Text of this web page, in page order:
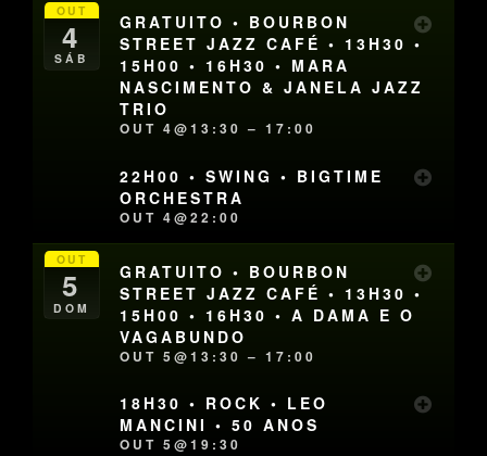
OUT
4
SÁB
GRATUITO • BOURBON
STREET JAZZ CAFÉ • 13H30 •
15H00 • 16H30 • MARA
NASCIMENTO & JANELA JAZZ
TRIO
OUT 4@13:30 – 17:00
22H00 • SWING • BIGTIME
ORCHESTRA
OUT 4@22:00
OUT
5
DOM
GRATUITO • BOURBON
STREET JAZZ CAFÉ • 13H30 •
15H00 • 16H30 • A DAMA E O
VAGABUNDO
OUT 5@13:30 – 17:00
18H30 • ROCK • LEO
MANCINI • 50 ANOS
OUT 5@19:30